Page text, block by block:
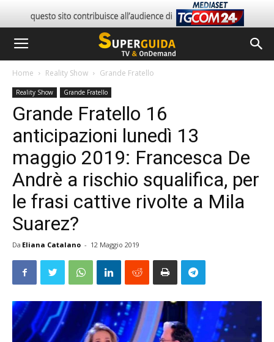
Home Reality Show Grande Fratello
Reality Show Grande Fratello
Grande Fratello 16
anticipazioni lunedì 13
maggio 2019: Francesca De
Andrè a rischio squalifica, per
le frasi cattive rivolte a Mila
Suarez?
Da Eliana Catalano - 12 Maggio 2019